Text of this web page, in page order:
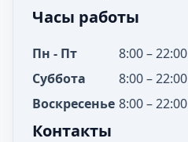
Часы работы
Пн - Пт
8:00 – 22:00
Суббота
8:00 – 22:00
Воскресенье 8:00 – 22:00
Контакты